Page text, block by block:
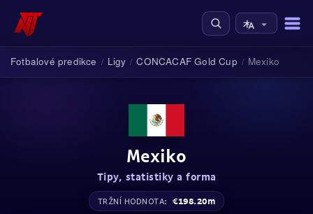
Fotbalové predikce / Ligy / CONCACAF Gold Cup / Mexiko
Mexiko
Tipy, statistiky a forma
TRŽNÍ HODNOTA: €198.20m